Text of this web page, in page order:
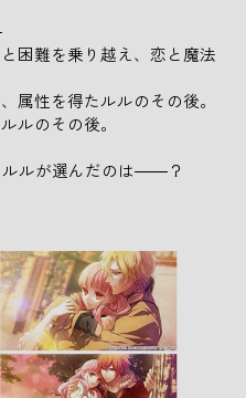
困難を乗り越え、恋と魔法
属性を得たルルのその後。
ルのその後。
ルルが選んだのは――？